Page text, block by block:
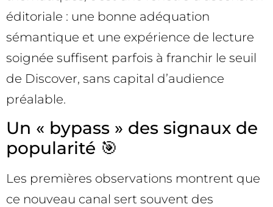
éditoriale : une bonne adéquation
sémantique et une expérience de lecture
soignée suffisent parfois à franchir le seuil
de Discover, sans capital d’audience
préalable.
Un « bypass » des signaux de
popularité 🎯
Les premières observations montrent que
ce nouveau canal sert souvent des